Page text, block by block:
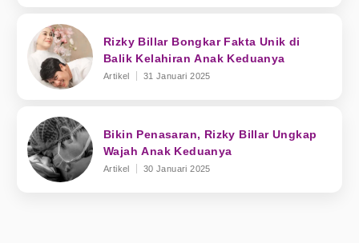
Rizky Billar Bongkar Fakta Unik di
Balik Kelahiran Anak Keduanya
Artikel 31 Januari 2025
Bikin Penasaran, Rizky Billar Ungkap
Wajah Anak Keduanya
Artikel 30 Januari 2025